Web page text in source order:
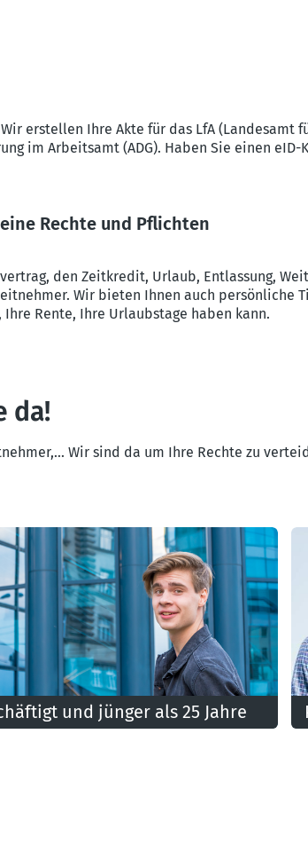
erstellen Ihre Akte für das LfA (Landesamt
im Arbeitsamt (ADG). Haben Sie einen eID-
Rechte und Pflichten
den Zeitkredit, Urlaub, Entlassung,
Wir bieten Ihnen auch persönliche
Rente, Ihre Urlaubstage haben kann.
da!
Wir sind da um Ihre Rechte zu
und jünger als 25 Jahre
und bist noch keine 25 Jahre alt? Dann